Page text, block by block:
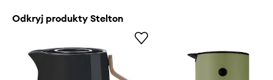
Odkryj produkty Stelton